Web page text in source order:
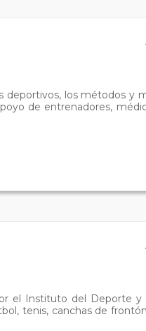
los métodos y
de entrenadores,
el Instituto del Deporte y
tenis, canchas de